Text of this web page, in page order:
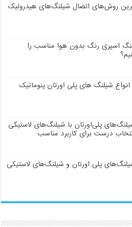
روش‌های اتصال شیلنگ‌های هیدرولیک
اسپری رنگ بدون هوا مناسب را
انواع شیلنگ های پلی اورتان پنوماتیک
پلی‌اورتان با شیلنگ‌های لاستیکی
درست برای کاربرد مناسب
پلی اورتان و شیلنگ‌های لاستیکی